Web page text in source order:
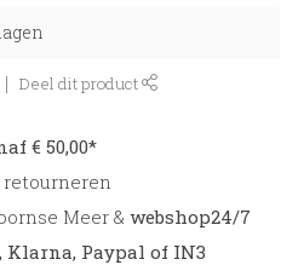
Deel dit product
€ 50,00*
Meer & webshop24/7
Klarna, Paypal of IN3